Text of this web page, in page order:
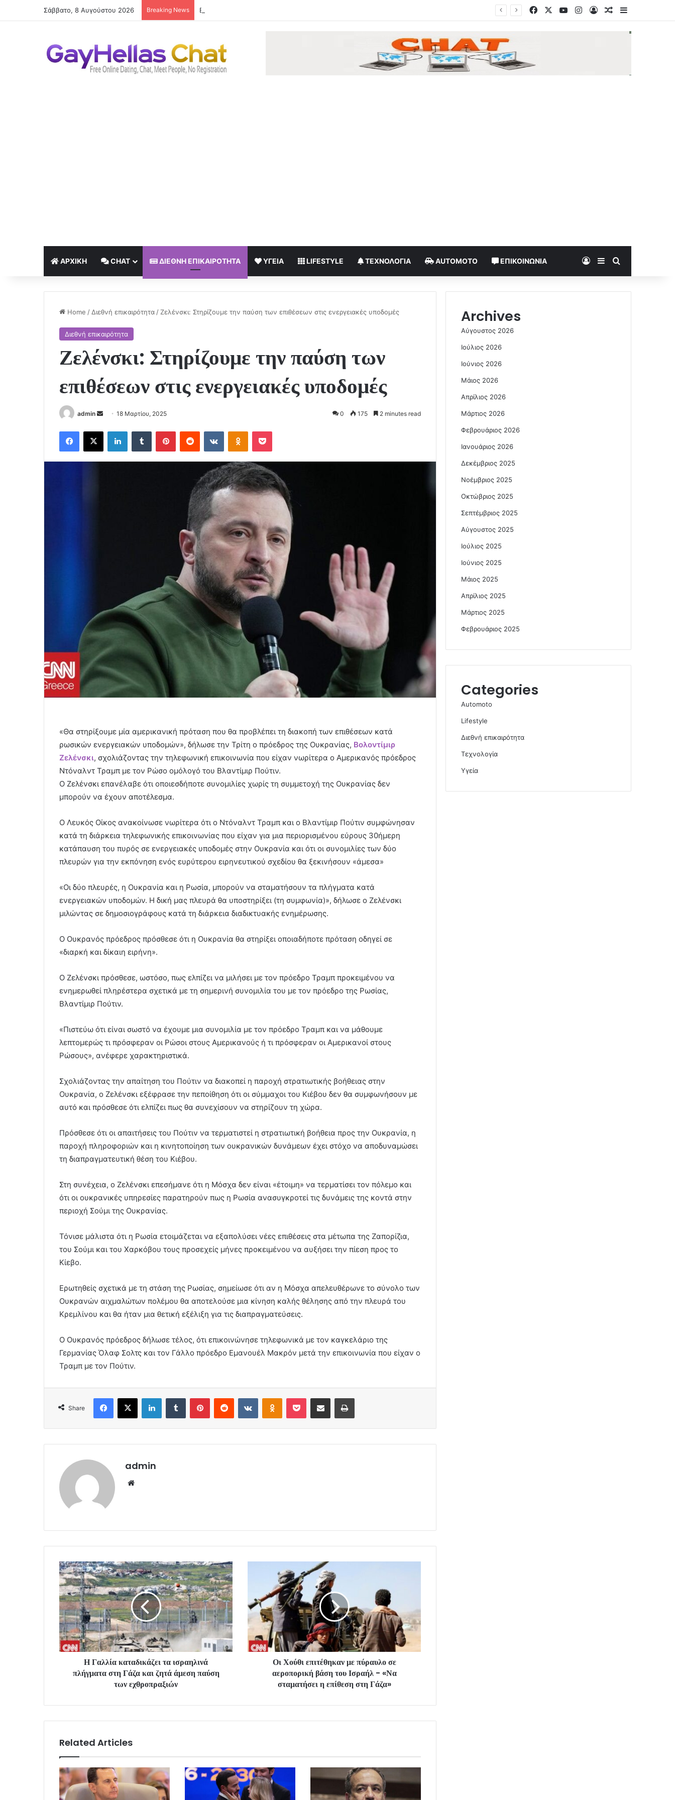
Σάββατο, 8 Αυγούστου 2026 Breaking News FacebookYouTubeInstagram
Log InRandom Article
Sidebar
ΑΡΧΙΚΉ CHAT ΔΙΕΘΝΉ ΕΠΙΚΑΙΡΌΤΗΤΑ ΥΓΕΊΑ LIFESTYLE ΤΕΧΝΟΛΟΓΊΑ AUTOMOTO ΕΠΙΚΟΙΝΩΝΊΑ Log InSidebar
Home / Διεθνή επικαιρότητα / Ζελένσκι: Στηρίζουμε την παύση των επιθέσεων στις ενεργειακές υποδομές
Διεθνή επικαιρότητα
Ζελένσκι: Στηρίζουμε την παύση των
επιθέσεων στις ενεργειακές υποδομές
admin
Send
email
18 Μαρτίου, 2025 0 175 2 minutes read
Facebook
X LinkedInTumblr PinterestReddit VKontakteOdnoklassniki
Pocket
«Θα στηρίξουμε μία αμερικανική πρόταση που θα προβλέπει τη διακοπή των επιθέσεων κατά
ρωσικών ενεργειακών υποδομών», δήλωσε την Τρίτη ο πρόεδρος της Ουκρανίας, Βολοντίμιρ
Ζελένσκι, σχολιάζοντας την τηλεφωνική επικοινωνία που είχαν νωρίτερα ο Αμερικανός πρόεδρος
Ντόναλντ Τραμπ με τον Ρώσο ομόλογό του Βλαντίμιρ Πούτιν.
Ο Ζελένσκι επανέλαβε ότι οποιεσδήποτε συνομιλίες χωρίς τη συμμετοχή της Ουκρανίας δεν
μπορούν να έχουν αποτέλεσμα.
Ο Λευκός Οίκος ανακοίνωσε νωρίτερα ότι ο Ντόναλντ Τραμπ και ο Βλαντίμιρ Πούτιν συμφώνησαν
κατά τη διάρκεια τηλεφωνικής επικοινωνίας που είχαν για μια περιορισμένου εύρους 30ήμερη
κατάπαυση του πυρός σε ενεργειακές υποδομές στην Ουκρανία και ότι οι συνομιλίες των δύο
πλευρών για την εκπόνηση ενός ευρύτερου ειρηνευτικού σχεδίου θα ξεκινήσουν «άμεσα»
«Οι δύο πλευρές, η Ουκρανία και η Ρωσία, μπορούν να σταματήσουν τα πλήγματα κατά
ενεργειακών υποδομών. Η δική μας πλευρά θα υποστηρίξει (τη συμφωνία)», δήλωσε ο Ζελένσκι
μιλώντας σε δημοσιογράφους κατά τη διάρκεια διαδικτυακής ενημέρωσης.
Ο Ουκρανός πρόεδρος πρόσθεσε ότι η Ουκρανία θα στηρίξει οποιαδήποτε πρόταση οδηγεί σε
«διαρκή και δίκαιη ειρήνη».
Ο Ζελένσκι πρόσθεσε, ωστόσο, πως ελπίζει να μιλήσει με τον πρόεδρο Τραμπ προκειμένου να
ενημερωθεί πληρέστερα σχετικά με τη σημερινή συνομιλία του με τον πρόεδρο της Ρωσίας,
Βλαντίμιρ Πούτιν.
«Πιστεύω ότι είναι σωστό να έχουμε μια συνομιλία με τον πρόεδρο Τραμπ και να μάθουμε
λεπτομερώς τι πρόσφεραν οι Ρώσοι στους Αμερικανούς ή τι πρόσφεραν οι Αμερικανοί στους
Ρώσους», ανέφερε χαρακτηριστικά.
Σχολιάζοντας την απαίτηση του Πούτιν να διακοπεί η παροχή στρατιωτικής βοήθειας στην
Ουκρανία, ο Ζελένσκι εξέφρασε την πεποίθηση ότι οι σύμμαχοι του Κιέβου δεν θα συμφωνήσουν με
αυτό και πρόσθεσε ότι ελπίζει πως θα συνεχίσουν να στηρίζουν τη χώρα.
Πρόσθεσε ότι οι απαιτήσεις του Πούτιν να τερματιστεί η στρατιωτική βοήθεια προς την Ουκρανία, η
παροχή πληροφοριών και η κινητοποίηση των ουκρανικών δυνάμεων έχει στόχο να αποδυναμώσει
τη διαπραγματευτική θέση του Κιέβου.
Στη συνέχεια, ο Ζελένσκι επεσήμανε ότι η Μόσχα δεν είναι «έτοιμη» να τερματίσει τον πόλεμο και
ότι οι ουκρανικές υπηρεσίες παρατηρούν πως η Ρωσία ανασυγκροτεί τις δυνάμεις της κοντά στην
περιοχή Σούμι της Ουκρανίας.
Τόνισε μάλιστα ότι η Ρωσία ετοιμάζεται να εξαπολύσει νέες επιθέσεις στα μέτωπα της Ζαπορίζια,
του Σούμι και του Χαρκόβου τους προσεχείς μήνες προκειμένου να αυξήσει την πίεση προς το
Κίεβο.
Ερωτηθείς σχετικά με τη στάση της Ρωσίας, σημείωσε ότι αν η Μόσχα απελευθέρωνε το σύνολο των
Ουκρανών αιχμαλώτων πολέμου θα αποτελούσε μια κίνηση καλής θέλησης από την πλευρά του
Κρεμλίνου και θα ήταν μια θετική εξέλιξη για τις διαπραγματεύσεις.
Ο Ουκρανός πρόεδρος δήλωσε τέλος, ότι επικοινώνησε τηλεφωνικά με τον καγκελάριο της
Γερμανίας Όλαφ Σολτς και τον Γάλλο πρόεδρο Εμανουέλ Μακρόν μετά την επικοινωνία που είχαν ο
Τραμπ με τον Πούτιν.
Share
Facebook
X LinkedInTumblr PinterestReddit VKontakteOdnoklassniki
Pocket Share via Email Print
admin
Η Γαλλία καταδικάζει τα ισραηλινά
πλήγματα στη Γάζα και ζητά άμεση παύση
των εχθροπραξιών
Οι Χούθι επιτέθηκαν με πύραυλο σε
αεροπορική βάση του Ισραήλ - «Να
σταματήσει η επίθεση στη Γάζα»
Related Articles
Archives
Αύγουστος 2026
Ιούλιος 2026
Ιούνιος 2026
Μάιος 2026
Απρίλιος 2026
Μάρτιος 2026
Φεβρουάριος 2026
Ιανουάριος 2026
Δεκέμβριος 2025
Νοέμβριος 2025
Οκτώβριος 2025
Σεπτέμβριος 2025
Αύγουστος 2025
Ιούλιος 2025
Ιούνιος 2025
Μάιος 2025
Απρίλιος 2025
Μάρτιος 2025
Φεβρουάριος 2025
Categories
Automoto
Lifestyle
Διεθνή επικαιρότητα
Τεχνολογία
Υγεία